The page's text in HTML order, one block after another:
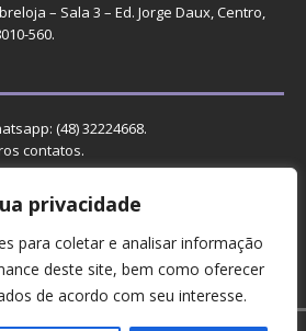
privacidade
para coletar e analisar informação
deste site, bem como oferecer
de acordo com seu interesse.
– Sala 3 – Ed. Jorge Daux, Centro,
560.
(48) 32224668.
contatos.